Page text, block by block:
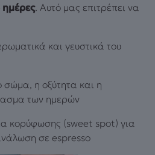
ημέρες. Αυτό μας επιτρέπει να
και γευστικά του
σώμα, η οξύτητα και η
των ημερών
κορύφωσης (sweet spot) για
σε espresso